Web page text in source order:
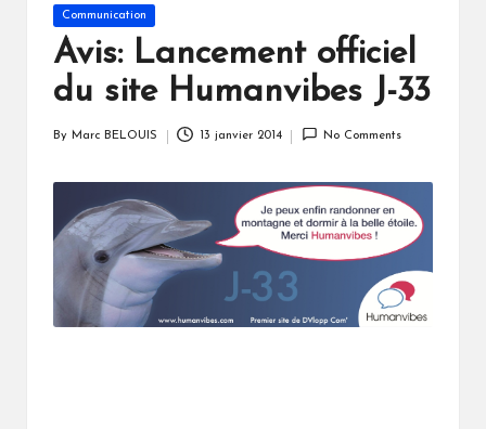
Posted
Communication
Avis: Lancement officiel
du site Humanvibes J-33
By Marc BELOUIS 13 janvier 2014 No Comments